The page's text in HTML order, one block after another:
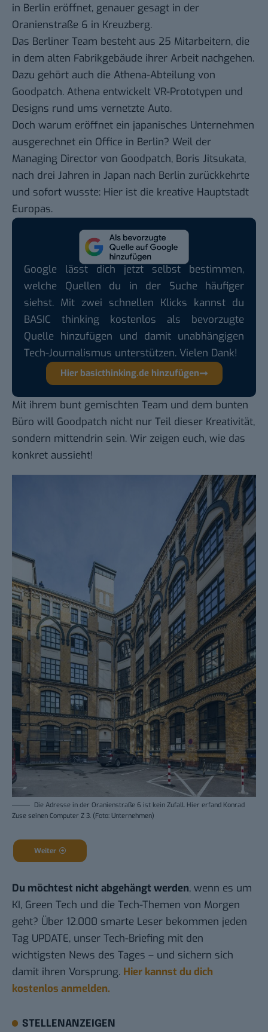
in Berlin eröffnet, genauer gesagt in der
Oranienstraße 6 in Kreuzberg.
Das Berliner Team besteht aus 25 Mitarbeitern, die
in dem alten Fabrikgebäude ihrer Arbeit nachgehen.
Dazu gehört auch die Athena-Abteilung von
Goodpatch. Athena entwickelt VR-Prototypen und
Designs rund ums vernetzte Auto.
Doch warum eröffnet ein japanisches Unternehmen
ausgerechnet ein Office in Berlin? Weil der
Managing Director von Goodpatch, Boris Jitsukata,
nach drei Jahren in Japan nach Berlin zurückkehrte
und sofort wusste: Hier ist die kreative Hauptstadt
Europas.
Google lässt dich jetzt selbst bestimmen,
welche Quellen du in der Suche häufiger
siehst. Mit zwei schnellen Klicks kannst du
BASIC thinking kostenlos als bevorzugte
Quelle hinzufügen und damit unabhängigen
Tech-Journalismus unterstützen. Vielen Dank!
Hier basicthinking.de hinzufügen
Mit ihrem bunt gemischten Team und dem bunten
Büro will Goodpatch nicht nur Teil dieser Kreativität,
sondern mittendrin sein. Wir zeigen euch, wie das
konkret aussieht!
Die Adresse in der Oranienstraße 6 ist kein Zufall. Hier erfand Konrad
Zuse seinen Computer Z 3. (Foto: Unternehmen)
Weiter
Du möchtest nicht abgehängt werden, wenn es um
KI, Green Tech und die Tech-Themen von Morgen
geht? Über 12.000 smarte Leser bekommen jeden
Tag UPDATE, unser Tech-Briefing mit den
wichtigsten News des Tages – und sichern sich
damit ihren Vorsprung. Hier kannst du dich
kostenlos anmelden.
STELLENANZEIGEN